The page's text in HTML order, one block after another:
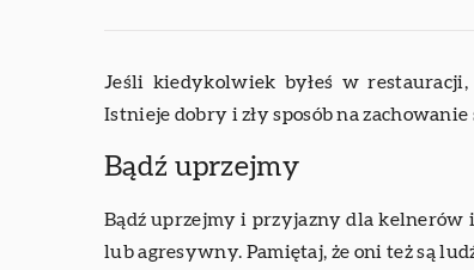
Jeśli kiedykolwiek byłeś w restauracji,
Istnieje dobry i zły sposób na zachowanie
Bądź uprzejmy
Bądź uprzejmy i przyjazny dla
lub agresywny. Pamiętaj, że oni też są